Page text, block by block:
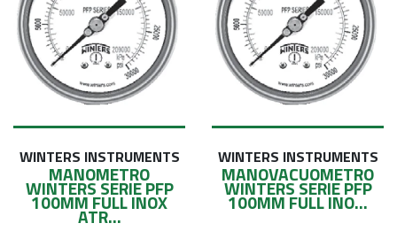
WINTERS INSTRUMENTS
MANOMETRO
WINTERS SERIE PFP
100MM FULL INOX
ATR...
WINTERS INSTRUMENTS
MANOVACUOMETRO
WINTERS SERIE PFP
100MM FULL INO...